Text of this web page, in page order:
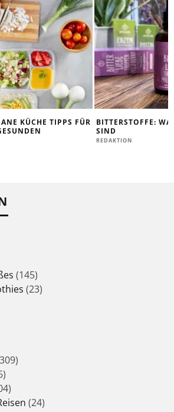
KÜCHE TIPPS FÜR
BITTERSTOFFE:
SIND
REDAKTION
(145)
(23)
(24)